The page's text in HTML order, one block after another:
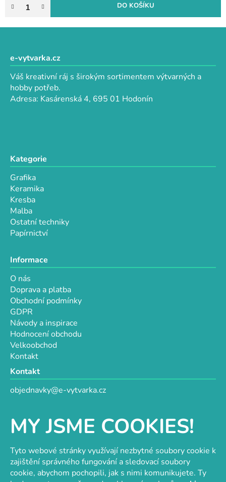
MY JSME COOKIES!
Tyto webové stránky využívají nezbytné soubory cookie k
zajištění správného fungování a sledovací soubory
cookie, abychom pochopili, jak s nimi komunikujete. Ty
DO KOŠÍKU
e-vytvarka.cz
Váš kreativní ráj s širokým sortimentem výtvarných a
hobby potřeb.
Adresa: Kasárenská 4, 695 01 Hodonín
Kategorie
Grafika
Keramika
Kresba
Malba
Ostatní techniky
Papírnictví
Informace
O nás
Doprava a platba
Obchodní podmínky
GDPR
Návody a inspirace
Hodnocení obchodu
Velkoobchod
Kontakt
Kontakt
objednavky@e-vytvarka.cz
Facebook
Velkoobchod s korálky a komponentyTvořit je radost